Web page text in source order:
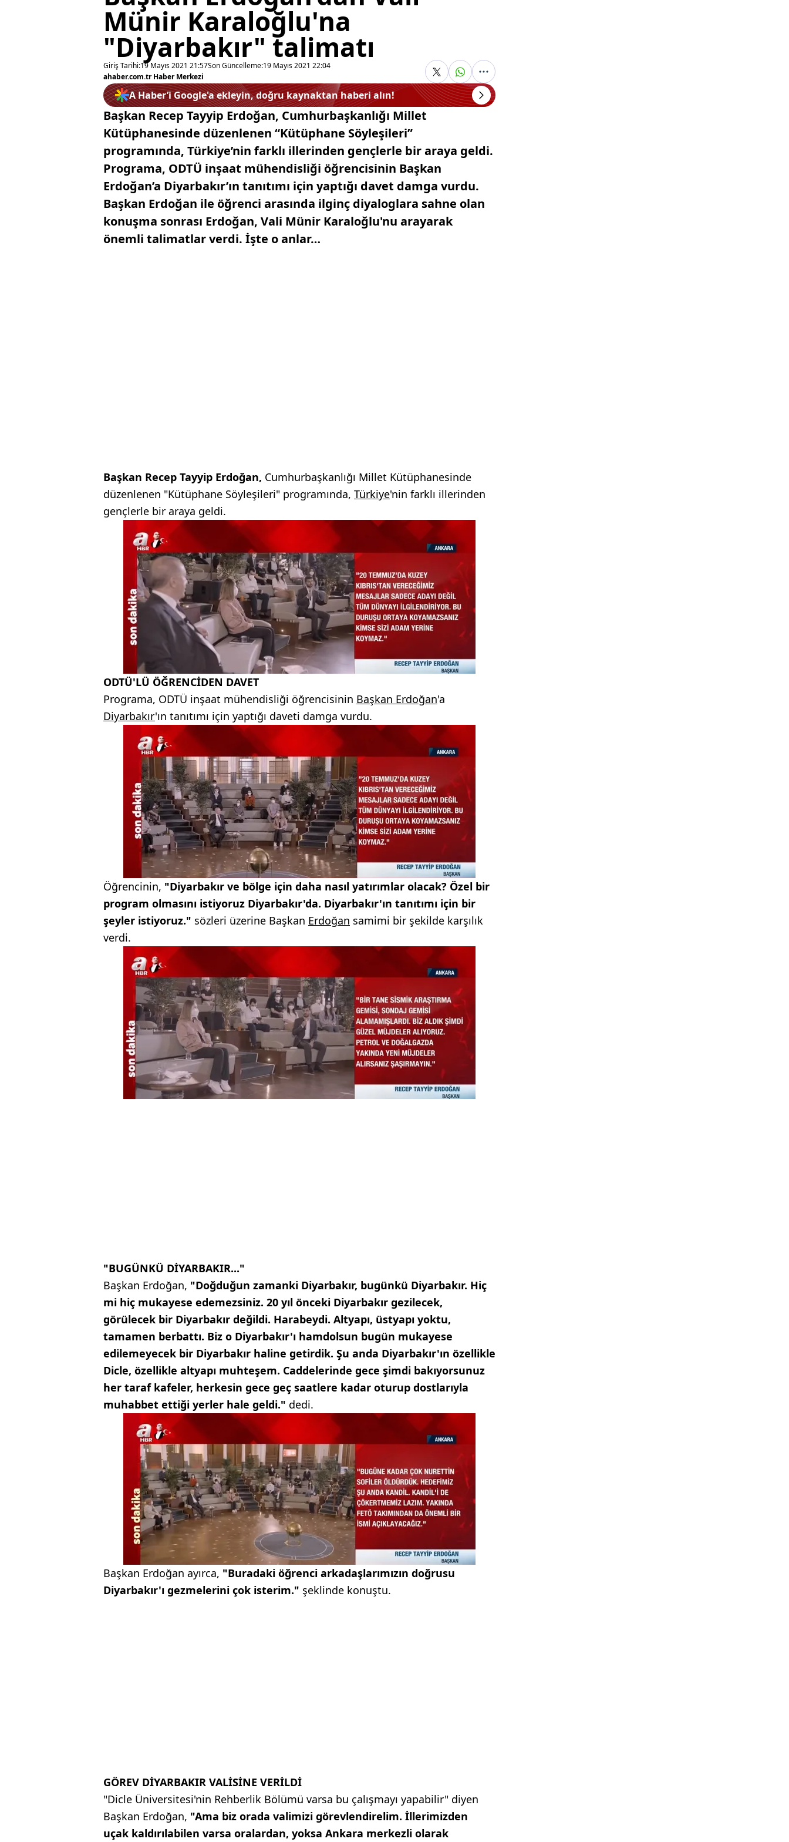
Münir Karaloğlu'na
"Diyarbakır" talimatı
Giriş Tarihi:19 Mayıs 2021 21:57Son Güncelleme:19 Mayıs 2021 22:04
ahaber.com.tr Haber Merkezi
A Haber’i Google'a ekleyin, doğru kaynaktan haberi alın!
Başkan Recep Tayyip Erdoğan, Cumhurbaşkanlığı Millet
Kütüphanesinde düzenlenen “Kütüphane Söyleşileri”
programında, Türkiye’nin farklı illerinden gençlerle bir araya geldi.
Programa, ODTÜ inşaat mühendisliği öğrencisinin Başkan
Erdoğan’a Diyarbakır’ın tanıtımı için yaptığı davet damga vurdu.
Başkan Erdoğan ile öğrenci arasında ilginç diyaloglara sahne olan
konuşma sonrası Erdoğan, Vali Münir Karaloğlu'nu arayarak
önemli talimatlar verdi. İşte o anlar…
Başkan Recep Tayyip Erdoğan, Cumhurbaşkanlığı Millet Kütüphanesinde
düzenlenen "Kütüphane Söyleşileri" programında, Türkiye'nin farklı illerinden
gençlerle bir araya geldi.
ODTÜ'LÜ ÖĞRENCİDEN DAVET
Programa, ODTÜ inşaat mühendisliği öğrencisinin Başkan Erdoğan'a
Diyarbakır'ın tanıtımı için yaptığı daveti damga vurdu.
Öğrencinin, "Diyarbakır ve bölge için daha nasıl yatırımlar olacak? Özel bir
program olmasını istiyoruz Diyarbakır'da. Diyarbakır'ın tanıtımı için bir
şeyler istiyoruz." sözleri üzerine Başkan Erdoğan samimi bir şekilde karşılık
verdi.
"BUGÜNKÜ DİYARBAKIR..."
Başkan Erdoğan, "Doğduğun zamanki Diyarbakır, bugünkü Diyarbakır. Hiç
mi hiç mukayese edemezsiniz. 20 yıl önceki Diyarbakır gezilecek,
görülecek bir Diyarbakır değildi. Harabeydi. Altyapı, üstyapı yoktu,
tamamen berbattı. Biz o Diyarbakır'ı hamdolsun bugün mukayese
edilemeyecek bir Diyarbakır haline getirdik. Şu anda Diyarbakır'ın özellikle
Dicle, özellikle altyapı muhteşem. Caddelerinde gece şimdi bakıyorsunuz
her taraf kafeler, herkesin gece geç saatlere kadar oturup dostlarıyla
muhabbet ettiği yerler hale geldi." dedi.
Başkan Erdoğan ayırca, "Buradaki öğrenci arkadaşlarımızın doğrusu
Diyarbakır'ı gezmelerini çok isterim." şeklinde konuştu.
GÖREV DİYARBAKIR VALİSİNE VERİLDİ
"Dicle Üniversitesi'nin Rehberlik Bölümü varsa bu çalışmayı yapabilir" diyen
Başkan Erdoğan, "Ama biz orada valimizi görevlendirelim. İllerimizden
uçak kaldırılabilen varsa oralardan, yoksa Ankara merkezli olarak